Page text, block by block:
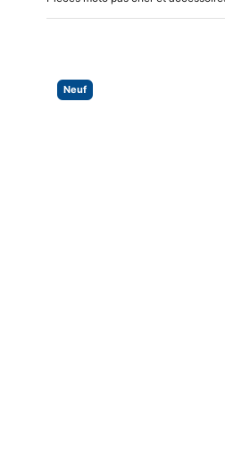
Neuf